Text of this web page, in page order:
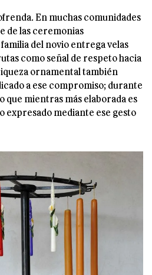
En muchas comunidades
de las ceremonias
del novio entrega velas
como señal de respeto hacia
ornamental también
a ese compromiso; durante
que mientras más elaborada es
expresado mediante ese gesto